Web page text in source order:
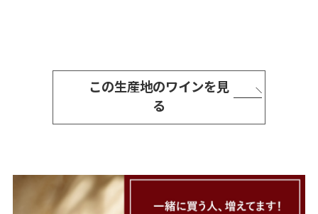
この生産地のワインを見
る